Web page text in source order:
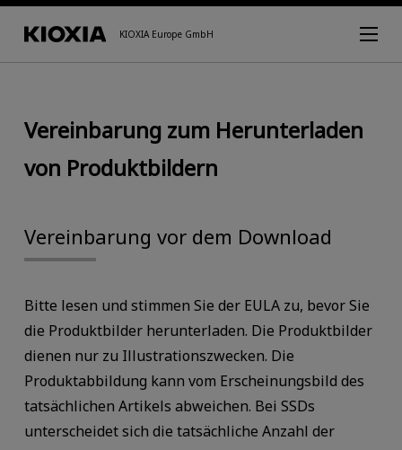
KIOXIA Europe GmbH
Vereinbarung zum Herunterladen
von Produktbildern
Vereinbarung vor dem Download
Bitte lesen und stimmen Sie der EULA zu, bevor Sie
die Produktbilder herunterladen. Die Produktbilder
dienen nur zu Illustrationszwecken. Die
Produktabbildung kann vom Erscheinungsbild des
tatsächlichen Artikels abweichen. Bei SSDs
unterscheidet sich die tatsächliche Anzahl der